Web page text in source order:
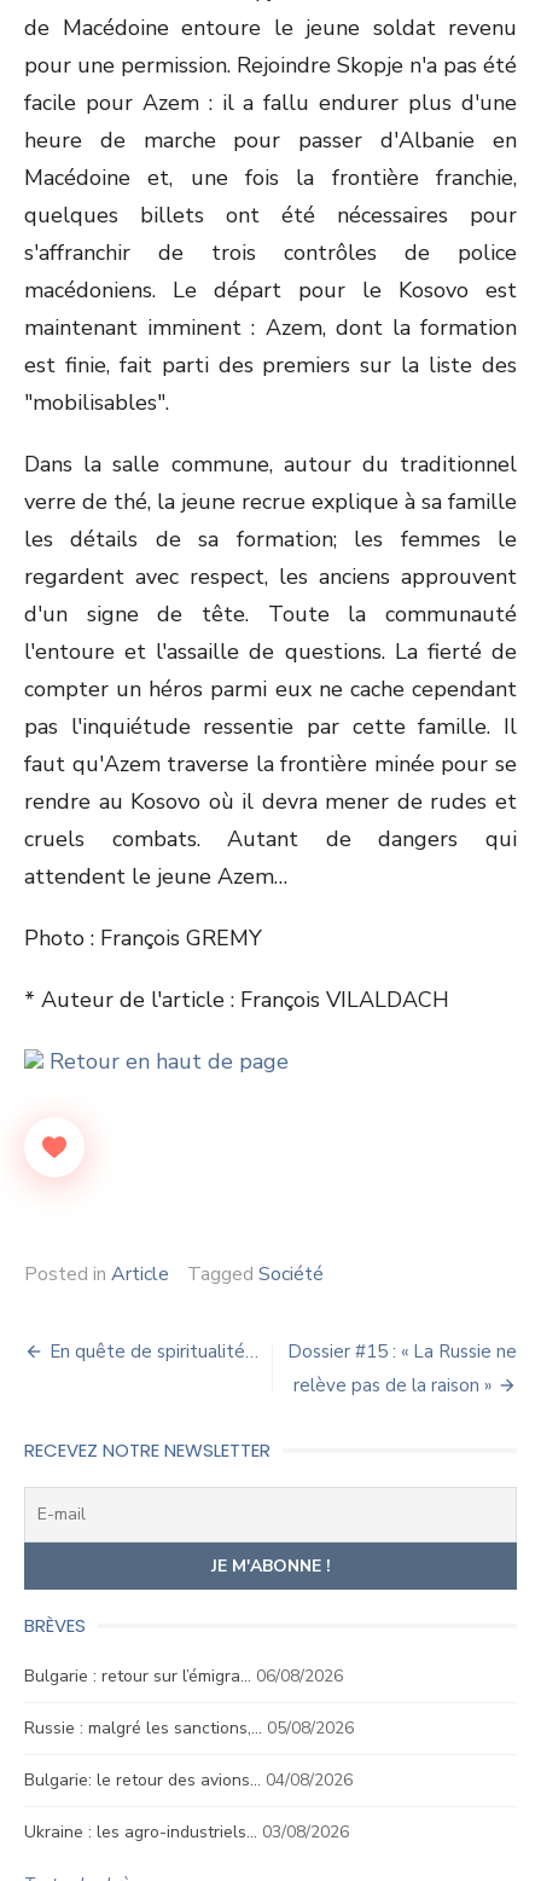
de Macédoine entoure le jeune soldat revenu
pour une permission. Rejoindre Skopje n'a pas été
facile pour Azem : il a fallu endurer plus d'une
heure de marche pour passer d'Albanie en
Macédoine et, une fois la frontière franchie,
quelques billets ont été nécessaires pour
s'affranchir de trois contrôles de police
macédoniens. Le départ pour le Kosovo est
maintenant imminent : Azem, dont la formation
est finie, fait parti des premiers sur la liste des
"mobilisables".
Dans la salle commune, autour du traditionnel
verre de thé, la jeune recrue explique à sa famille
les détails de sa formation; les femmes le
regardent avec respect, les anciens approuvent
d'un signe de tête. Toute la communauté
l'entoure et l'assaille de questions. La fierté de
compter un héros parmi eux ne cache cependant
pas l'inquiétude ressentie par cette famille. Il
faut qu'Azem traverse la frontière minée pour se
rendre au Kosovo où il devra mener de rudes et
cruels combats. Autant de dangers qui
attendent le jeune Azem…
Photo : François GREMY
* Auteur de l'article : François VILALDACH
Retour en haut de page
Posted in Article Tagged Société
Navigation
l’article
En quête de spiritualité…
Dossier #15 : « La Russie ne
relève pas de la raison »
RECEVEZ NOTRE NEWSLETTER
BRÈVES
Bulgarie : retour sur l’émigra… 06/08/2026
Russie : malgré les sanctions,… 05/08/2026
Bulgarie: le retour des avions… 04/08/2026
Ukraine : les agro-industriels… 03/08/2026